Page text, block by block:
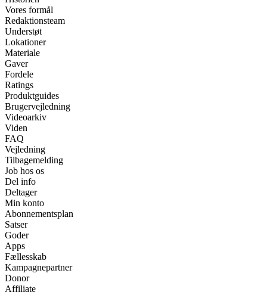
Vores formål
Redaktionsteam
Understøt
Lokationer
Materiale
Gaver
Fordele
Ratings
Produktguides
Brugervejledning
Videoarkiv
Viden
FAQ
Vejledning
Tilbagemelding
Job hos os
Del info
Deltager
Min konto
Abonnementsplan
Satser
Goder
Apps
Fællesskab
Kampagnepartner
Donor
Affiliate